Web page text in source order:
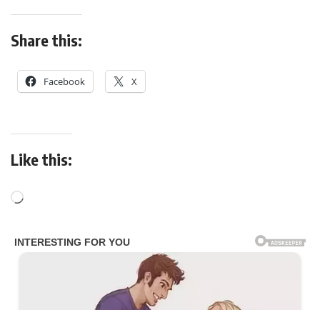
Share this:
Facebook X
Like this: